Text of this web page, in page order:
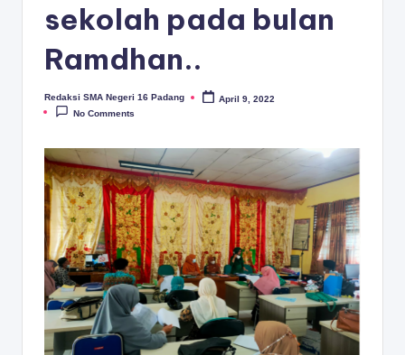
sekolah pada bulan
Ramdhan..
Posted
by
Redaksi SMA Negeri 16 Padang
April 9, 2022
No Comments